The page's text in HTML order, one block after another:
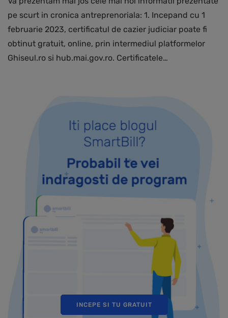
pe scurt in cronica antreprenoriala: 1. Incepand cu 1
februarie 2023, certificatul de cazier judiciar poate fi
obtinut gratuit, online, prin intermediul platformelor
Ghiseul.ro si hub.mai.gov.ro. Certificatele…
INCEPE SI TU GRATUIT